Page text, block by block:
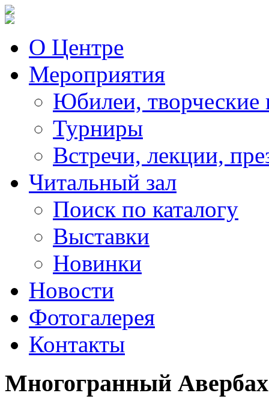
О Центре
Мероприятия
Юбилеи, творческие
Турниры
Встречи, лекции,
Читальный зал
Поиск по каталогу
Выставки
Новинки
Новости
Фотогалерея
Контакты
Многогранный Авербах